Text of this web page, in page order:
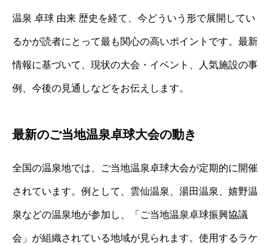
温泉 卓球 由来 歴史を経て、今どういう形で展開してい
るかが読者にとって最も関心の高いポイントです。最新
情報に基づいて、現状の大会・イベント、人気施設の事
例、今後の見通しなどをお伝えします。
最新のご当地温泉卓球大会の動き
全国の温泉地では、ご当地温泉卓球大会が定期的に開催
されています。例として、雲仙温泉、湯田温泉、嬉野温
泉などの温泉地が参加し、「ご当地温泉卓球振興協議
会」が組織されている地域が見られます。使用するラケ